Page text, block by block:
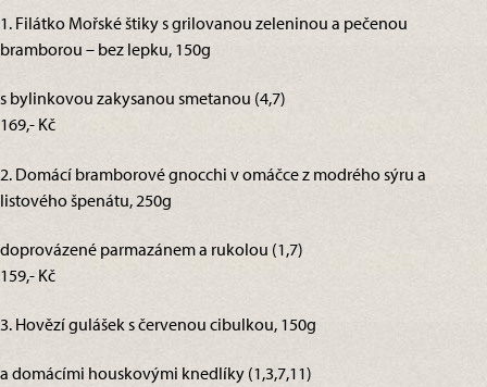
1. Filátko Mořské štiky s grilovanou zeleninou a pečenou
bramborou – bez lepku, 150g
s bylinkovou zakysanou smetanou (4,7)
169,- Kč
2. Domácí bramborové gnocchi v omáčce z modrého sýru a
listového špenátu, 250g
doprovázené parmazánem a rukolou (1,7)
159,- Kč
3. Hovězí gulášek s červenou cibulkou, 150g
a domácími houskovými knedlíky (1,3,7,11)